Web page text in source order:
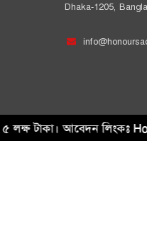
৫ লক্ষ টাকা। আবেদন
Dhaka-1205,